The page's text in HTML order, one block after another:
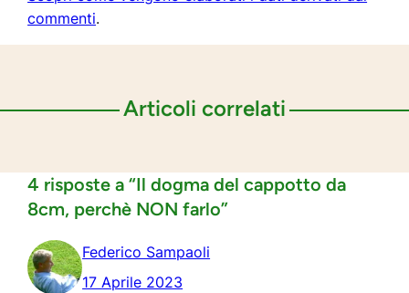
commenti.
Articoli correlati
4 risposte a “Il dogma del cappotto da
8cm, perchè NON farlo”
Federico Sampaoli
17 Aprile 2023